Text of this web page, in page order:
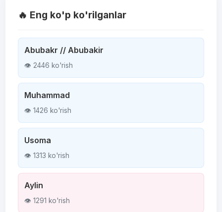
🔥 Eng ko'p ko'rilganlar
Abubakr // Abubakir
👁 2446 ko'rish
Muhammad
👁 1426 ko'rish
Usoma
👁 1313 ko'rish
Aylin
👁 1291 ko'rish